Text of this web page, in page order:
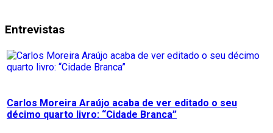
Entrevistas
Carlos Moreira Araújo acaba de ver editado o seu
décimo quarto livro: “Cidade Branca”